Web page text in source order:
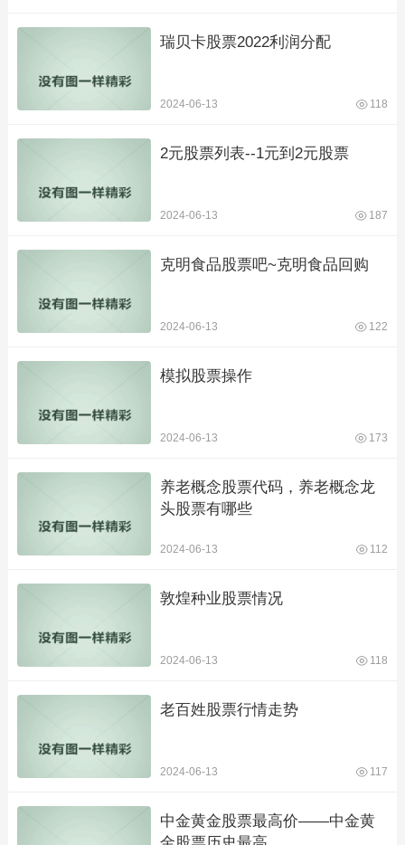
瑞贝卡股票2022利润分配
2024-06-13 118
2元股票列表--1元到2元股票
2024-06-13 187
克明食品股票吧~克明食品回购
2024-06-13 122
模拟股票操作
2024-06-13 173
养老概念股票代码，养老概念龙
头股票有哪些
2024-06-13 112
敦煌种业股票情况
2024-06-13 118
老百姓股票行情走势
2024-06-13 117
中金黄金股票最高价——中金黄